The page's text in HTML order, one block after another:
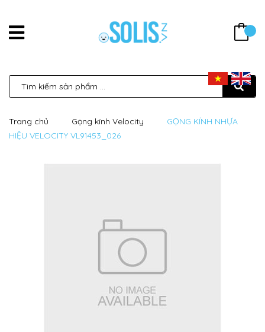
Trang chủ Gọng kính Velocity
GỌNG KÍNH NHỰA
HIỆU VELOCITY VL91453_026